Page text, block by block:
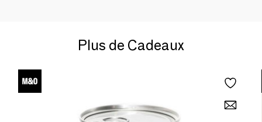
Plus de Cadeaux